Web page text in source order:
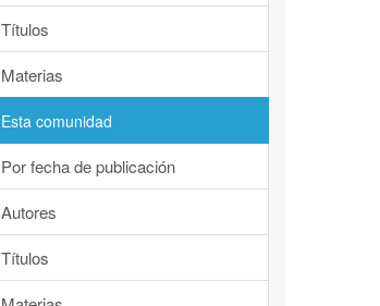
Títulos
Materias
Esta comunidad
Por fecha de publicación
Autores
Títulos